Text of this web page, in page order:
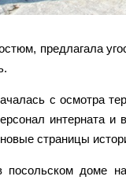
предлагала
с осмотра
интерната и
страницы
посольском доме